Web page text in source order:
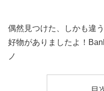
偶然見つけた、しかも違
好物がありましたよ！
ノ